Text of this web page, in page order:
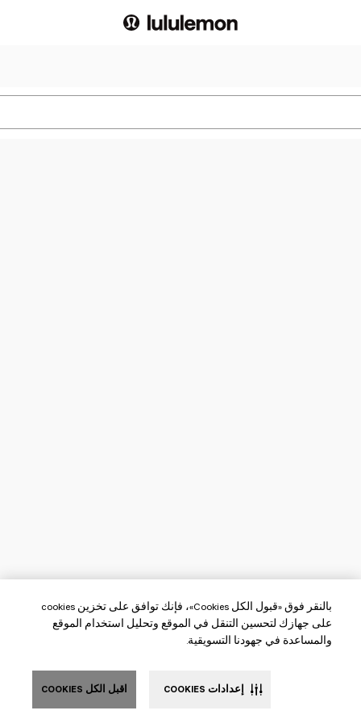
بالنقر فوق «قبول الكل Cookies»، فإنك توافق على تخزين cookies
على جهازك لتحسين التنقل في الموقع وتحليل استخدام الموقع
والمساعدة في جهودنا التسويقية.
اقبل الكل COOKIES إعدادات COOKIES